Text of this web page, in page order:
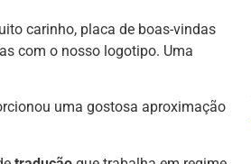
carinho, placa de boas-vindas
com o nosso logotipo. Uma
uma gostosa aproximação